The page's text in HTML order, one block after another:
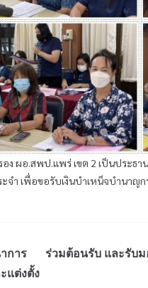
ผอ.สพป.แพร่ เขต 2 เป็นประธา
จำ เพื่อขอรับเงินบำเหน็จบำนา
การ
แต่งตั้ง
ร่วมต้อนรับ และรับ